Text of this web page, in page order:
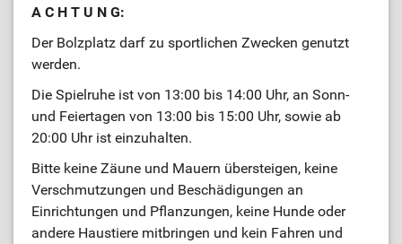
A C H T U N G:
Der Bolzplatz darf zu sportlichen Zwecken genutzt
werden.
Die Spielruhe ist von 13:00 bis 14:00 Uhr, an Sonn-
und Feiertagen von 13:00 bis 15:00 Uhr, sowie ab
20:00 Uhr ist einzuhalten.
Bitte keine Zäune und Mauern übersteigen, keine
Verschmutzungen und Beschädigungen an
Einrichtungen und Pflanzungen, keine Hunde oder
andere Haustiere mitbringen und kein Fahren und